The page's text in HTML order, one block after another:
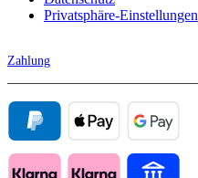
Privatsphäre-Einstellungen
Zahlung